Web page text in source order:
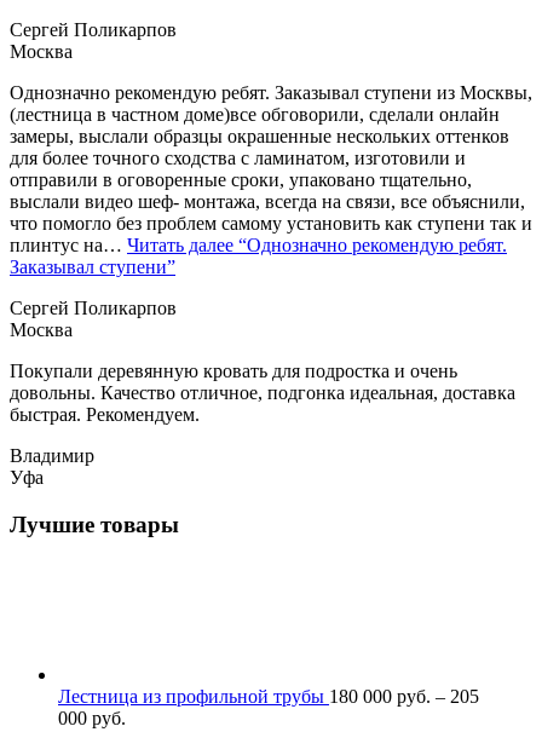
Сергей Поликарпов
Москва
Однозначно рекомендую ребят. Заказывал ступени из Москвы,
(лестница в частном доме)все обговорили, сделали онлайн
замеры, выслали образцы окрашенные нескольких оттенков
для более точного сходства с ламинатом, изготовили и
отправили в оговоренные сроки, упаковано тщательно,
выслали видео шеф- монтажа, всегда на связи, все объяснили,
что помогло без проблем самому установить как ступени так и
плинтус на… Читать далее “Однозначно рекомендую ребят.
Заказывал ступени”
Сергей Поликарпов
Москва
Покупали деревянную кровать для подростка и очень
довольны. Качество отличное, подгонка идеальная, доставка
быстрая. Рекомендуем.
Владимир
Уфа
Лучшие товары
Лестница из профильной трубы 180 000 руб. – 205
000 руб.